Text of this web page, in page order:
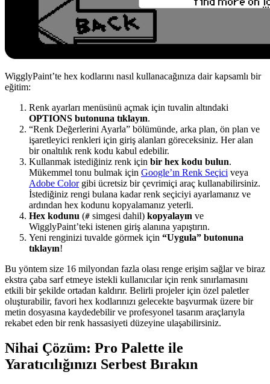
WigglyPaint’te hex kodlarını nasıl kullanacağınıza dair kapsamlı bir
eğitim:
Renk ayarları menüsünü açmak için tuvalin altındaki
OPTIONS butonuna tıklayın.
“Renk Değerlerini Ayarla” bölümünde, arka plan, ön plan ve
işaretleyici renkleri için giriş alanları göreceksiniz. Her alan
bir onaltılık renk kodu kabul edebilir.
Kullanmak istediğiniz renk için bir hex kodu bulun.
Mükemmel tonu bulmak için Google’ın Renk Seçici veya
Adobe Colorgibi ücretsiz bir çevrimiçi araç kullanabilirsiniz.
İstediğiniz rengi bulana kadar renk seçiciyi ayarlamanız ve
ardından hex kodunu kopyalamanız yeterli.
Hex kodunu (# simgesi dahil) kopyalayın ve
WigglyPaint’teki istenen giriş alanına yapıştırın.
Yeni renginizi tuvalde görmek için “Uygula” butonuna
tıklayın!
Bu yöntem size 16 milyondan fazla olası renge erişim sağlar ve biraz
ekstra çaba sarf etmeye istekli kullanıcılar için renk sınırlamasını
etkili bir şekilde ortadan kaldırır. Belirli projeler için özel paletler
oluşturabilir, favori hex kodlarınızı gelecekte başvurmak üzere bir
metin dosyasına kaydedebilir ve profesyonel tasarım araçlarıyla
rekabet eden bir renk hassasiyeti düzeyine ulaşabilirsiniz.
Nihai Çözüm: Pro Palette ile
Yaratıcılığınızı Serbest Bırakın